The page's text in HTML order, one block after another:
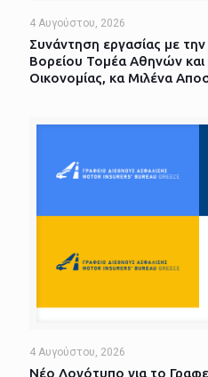
4 Αυγούστου, 2026
Συνάντηση εργασίας με
Βορείου Τομέα Αθηνών
Οικονομίας, κα Μιλένα
4 Αυγούστου, 2026
Νέο Λογότυπο για το